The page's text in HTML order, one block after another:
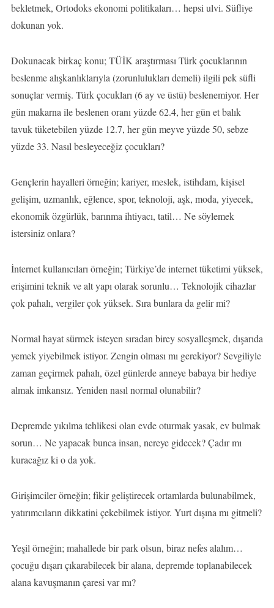
bekletmek, Ortodoks ekonomi politikaları… hepsi ulvi. Süfliye
dokunan yok.
Dokunacak birkaç konu; TÜİK araştırması Türk çocuklarının
beslenme alışkanlıklarıyla (zorunlulukları demeli) ilgili pek süfli
sonuçlar vermiş. Türk çocukları (6 ay ve üstü) beslenemiyor. Her
gün makarna ile beslenen oranı yüzde 62.4, her gün et balık
tavuk tüketebilen yüzde 12.7, her gün meyve yüzde 50, sebze
yüzde 33. Nasıl besleyeceğiz çocukları?
Gençlerin hayalleri örneğin; kariyer, meslek, istihdam, kişisel
gelişim, uzmanlık, eğlence, spor, teknoloji, aşk, moda, yiyecek,
ekonomik özgürlük, barınma ihtiyacı, tatil… Ne söylemek
istersiniz onlara?
İnternet kullanıcıları örneğin; Türkiye’de internet tüketimi yüksek,
erişimini teknik ve alt yapı olarak sorunlu… Teknolojik cihazlar
çok pahalı, vergiler çok yüksek. Sıra bunlara da gelir mi?
Normal hayat sürmek isteyen sıradan birey sosyalleşmek, dışarıda
yemek yiyebilmek istiyor. Zengin olması mı gerekiyor? Sevgiliyle
zaman geçirmek pahalı, özel günlerde anneye babaya bir hediye
almak imkansız. Yeniden nasıl normal olunabilir?
Depremde yıkılma tehlikesi olan evde oturmak yasak, ev bulmak
sorun… Ne yapacak bunca insan, nereye gidecek? Çadır mı
kuracağız ki o da yok.
Girişimciler örneğin; fikir geliştirecek ortamlarda bulunabilmek,
yatırımcıların dikkatini çekebilmek istiyor. Yurt dışına mı gitmeli?
Yeşil örneğin; mahallede bir park olsun, biraz nefes alalım…
çocuğu dışarı çıkarabilecek bir alana, depremde toplanabilecek
alana kavuşmanın çaresi var mı?